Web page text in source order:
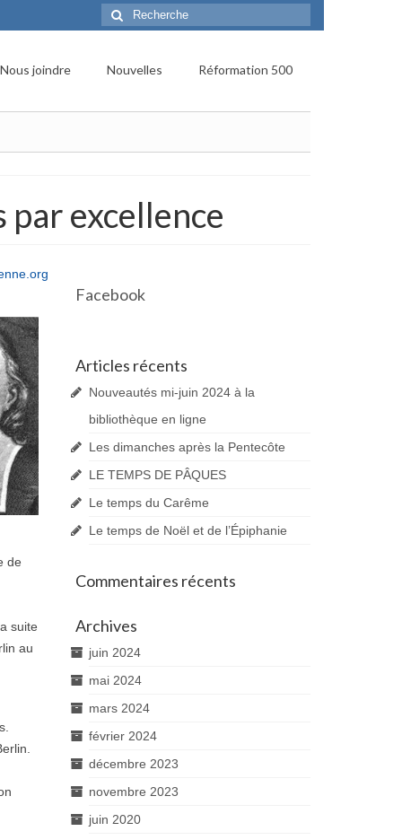
Rechercher
:
Nous joindre Nouvelles Réformation 500
excellence
de
suite
au
Facebook
Articles récents
Nouveautés mi-juin 2024 à la
bibliothèque en ligne
Les dimanches après la Pentecôte
LE TEMPS DE PÂQUES
Le temps du Carême
Le temps de Noël et de l’Épiphanie
Commentaires récents
Archives
juin 2024
mai 2024
mars 2024
février 2024
décembre 2023
novembre 2023
juin 2020